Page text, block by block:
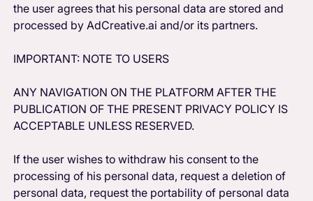
the user agrees that his personal data are stored and
processed by AdCreative.ai and/or its partners.
IMPORTANT: NOTE TO USERS
ANY NAVIGATION ON THE PLATFORM AFTER THE
PUBLICATION OF THE PRESENT PRIVACY POLICY IS
ACCEPTABLE UNLESS RESERVED.
If the user wishes to withdraw his consent to the
processing of his personal data, request a deletion of
personal data, request the portability of personal data